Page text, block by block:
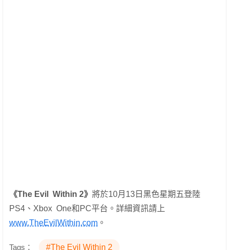
《The Evil Within 2》 將於10月13日黑色星期五登陸
PS4、Xbox One和PC平台。詳細資訊請上
www.TheEvilWithin.com 。
Tags： #The Evil Within 2